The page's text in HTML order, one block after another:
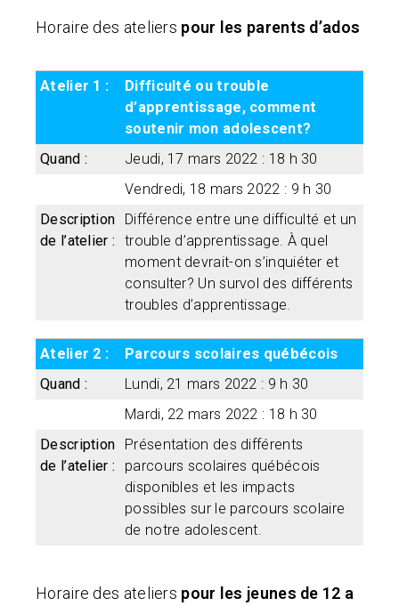
Horaire des ateliers pour les parents d’ados
Atelier 1 :
Difficulté ou trouble
d’apprentissage, comment
soutenir mon adolescent?
Quand :
Jeudi, 17 mars 2022 : 18 h 30
Vendredi, 18 mars 2022 : 9 h 30
Description
de l’atelier :
Différence entre une difficulté et un
trouble d’apprentissage. À quel
moment devrait-on s’inquiéter et
consulter? Un survol des différents
troubles d’apprentissage.
Atelier 2 :
Parcours scolaires québécois
Quand :
Lundi, 21 mars 2022 : 9 h 30
Mardi, 22 mars 2022 : 18 h 30
Description
de l’atelier :
Présentation des différents
parcours scolaires québécois
disponibles et les impacts
possibles sur le parcours scolaire
de notre adolescent.
Horaire des ateliers pour les jeunes de 12 a